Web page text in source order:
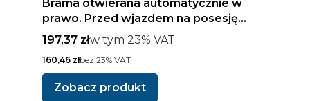
Brama otwierana automatycznie w
prawo. Przed wjazdem na posesję
poczekaj do pełnego otwarcia
Cena brutto
197,37 złw tym %s VAT
w tym 23% VAT
Cena netto
160,46 złbez 23% VAT
Zobacz produkt